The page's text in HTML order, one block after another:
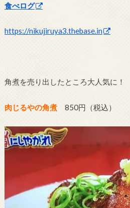
食べログ
https://nikujiruya3.thebase.in
角煮を売り出したところ大人気に！
肉じるやの角煮850円（税込）